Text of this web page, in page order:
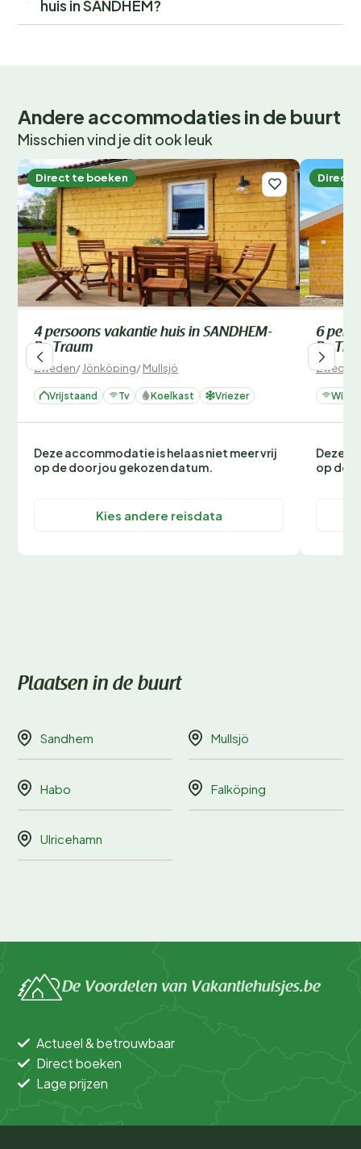
huis in SANDHEM?
Andere accommodaties in de buurt
Misschien vind je dit ook leuk
Direct te boeken
4 persoons vakantie huis in SANDHEM-
By Traum
Zweden/ Jönköping/Mullsjö
Vrijstaand Tv Koelkast Vriezer
Deze accommodatie is helaas niet meer vrij
op de door jou gekozen datum.
Kies andere reisdata
Direct
6
By
Zweden
Wifi
Deze
op de
Plaatsen in de buurt
Sandhem Mullsjö
Habo Falköping
Ulricehamn
De Voordelen van Vakantiehuisjes.be
Actueel & betrouwbaar
Direct boeken
Lage prijzen